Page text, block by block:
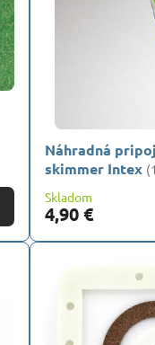
Náhradná
skimmer Intex
Skladom
4,90 €